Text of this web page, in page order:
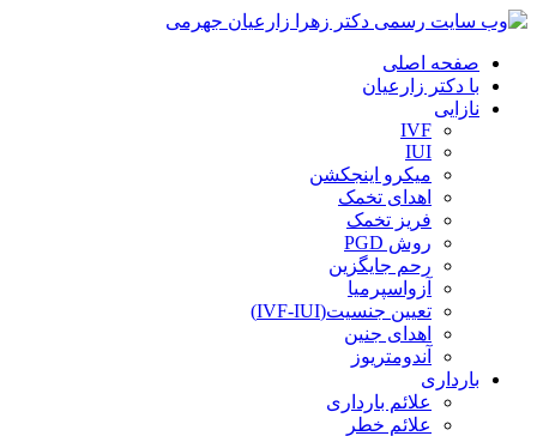
صفحه اصلی
با دکتر زارعیان
نازایی
IVF
IUI
میکرو اینجکشن
اهدای تخمک
فریز تخمک
روش PGD
رحم جایگزین
آزواسپرمیا
تعیین جنسیت(IVF-IUI)
اهدای جنین
آندومتریوز
بارداری
علائم بارداری
علائم خطر